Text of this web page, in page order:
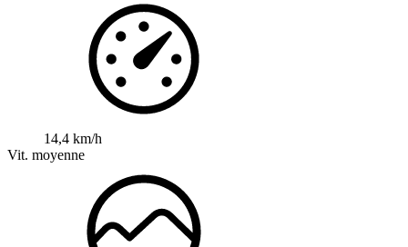
14,4 km/h
Vit. moyenne